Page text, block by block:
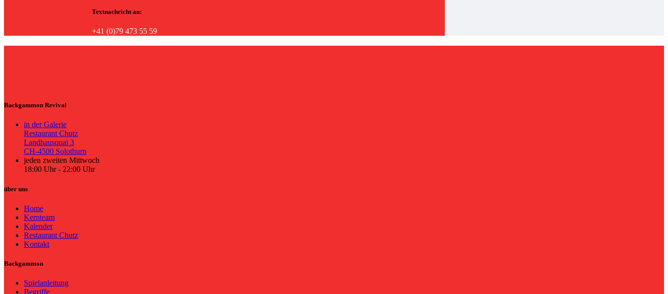
Textnachricht an:
+41 (0)79 473 55 59
Backgammon Revival
in der Galerie
Restaurant Chutz
Landhausquai 3
CH-4500 Solothurn
jeden zweiten Mittwoch
18:00 Uhr - 22:00 Uhr
über uns
Home
Kernteam
Kalender
Restaurant Chutz
Kontakt
Backgammon
Spielanleitung
Begriffe